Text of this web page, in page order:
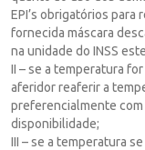
EPI’s obrigatórios para
fornecida máscara
na unidade do INSS
II – se a temperatura
aferidor reaferir a
preferencialmente
disponibilidade;
III – se a temperatura